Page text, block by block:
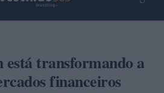
transformando a
financeiros